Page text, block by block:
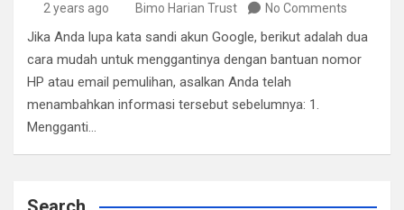
2 years ago Bimo Harian Trust No Comments
Jika Anda lupa kata sandi akun Google, berikut adalah dua
cara mudah untuk menggantinya dengan bantuan nomor
HP atau email pemulihan, asalkan Anda telah
menambahkan informasi tersebut sebelumnya: 1.
Mengganti…